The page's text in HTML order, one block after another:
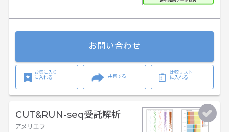
お問い合わせ
お気に入り
に入れる
共有する
比較リスト
に入れる
CUT&RUN-seq受託解析
アメリエフ